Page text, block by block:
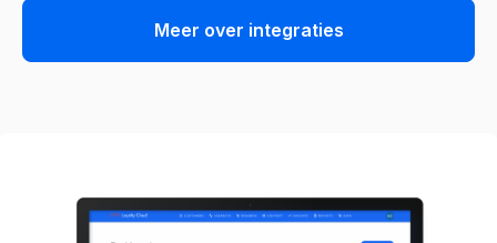
Meer over integraties